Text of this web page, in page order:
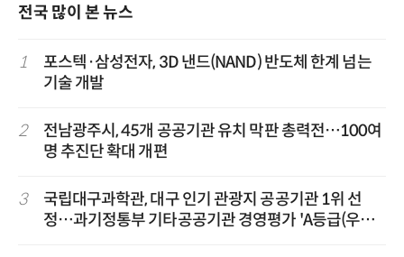
전국 많이 본 뉴스
1
포스텍·삼성전자, 3D 낸드(NAND) 반도체 한계 넘는
기술 개발
2
전남광주시, 45개 공공기관 유치 막판 총력전…100여
명 추진단 확대 개편
3
국립대구과학관, 대구 인기 관광지 공공기관 1위 선
정…과기정통부 기타공공기관 경영평가 'A등급(우수)'